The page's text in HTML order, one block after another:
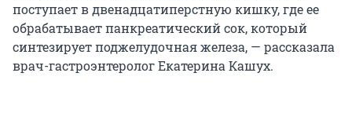
поступает в двенадцатиперстную кишку, где ее
обрабатывает панкреатический сок, который
синтезирует поджелудочная железа, — рассказала
врач-гастроэнтеролог Екатерина Кашух.